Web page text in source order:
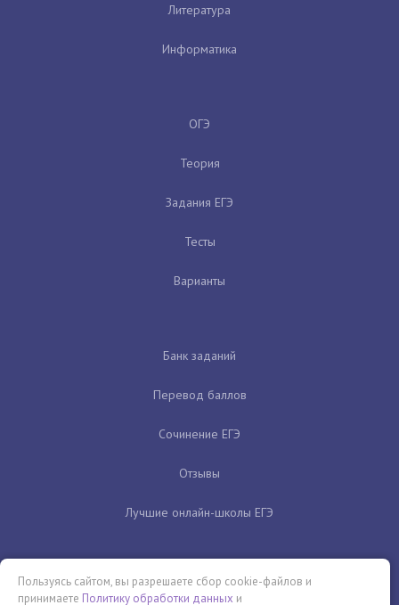
Литература
Информатика
ОГЭ
Теория
Задания ЕГЭ
Тесты
Варианты
Банк заданий
Перевод баллов
Сочинение ЕГЭ
Отзывы
Лучшие онлайн-школы ЕГЭ
Пользуясь сайтом, вы разрешаете сбор cookie-файлов и
принимаете Политику обработки данных и